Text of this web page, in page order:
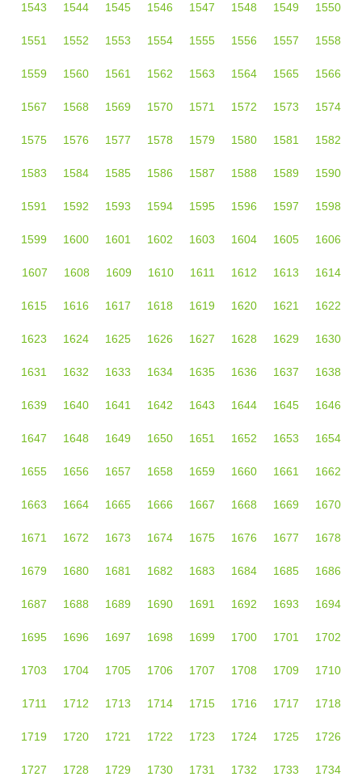
1543 1544 1545 1546 1547 1548 1549 1550
1551 1552 1553 1554 1555 1556 1557 1558
1559 1560 1561 1562 1563 1564 1565 1566
1567 1568 1569 1570 1571 1572 1573 1574
1575 1576 1577 1578 1579 1580 1581 1582
1583 1584 1585 1586 1587 1588 1589 1590
1591 1592 1593 1594 1595 1596 1597 1598
1599 1600 1601 1602 1603 1604 1605 1606
1607 1608 1609 1610 1611 1612 1613 1614
1615 1616 1617 1618 1619 1620 1621 1622
1623 1624 1625 1626 1627 1628 1629 1630
1631 1632 1633 1634 1635 1636 1637 1638
1639 1640 1641 1642 1643 1644 1645 1646
1647 1648 1649 1650 1651 1652 1653 1654
1655 1656 1657 1658 1659 1660 1661 1662
1663 1664 1665 1666 1667 1668 1669 1670
1671 1672 1673 1674 1675 1676 1677 1678
1679 1680 1681 1682 1683 1684 1685 1686
1687 1688 1689 1690 1691 1692 1693 1694
1695 1696 1697 1698 1699 1700 1701 1702
1703 1704 1705 1706 1707 1708 1709 1710
1711 1712 1713 1714 1715 1716 1717 1718
1719 1720 1721 1722 1723 1724 1725 1726
1727 1728 1729 1730 1731 1732 1733 1734